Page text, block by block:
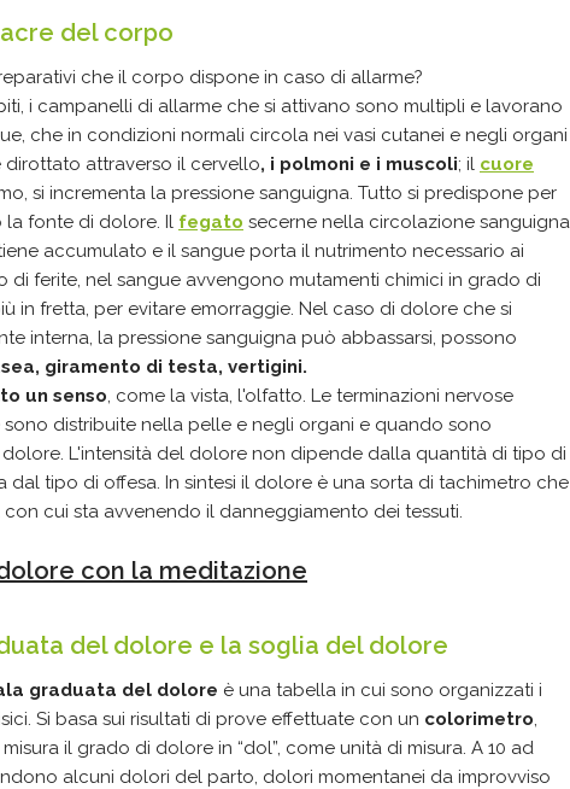
del corpo
che il corpo dispone in caso di allarme?
i campanelli di allarme che si attivano sono multipli e lavorano
che in condizioni normali circola nei vasi cutanei e negli organi
dirottato attraverso il cervello, i polmoni e i muscoli; il cuore
si incrementa la pressione sanguigna. Tutto si predispone per
fonte di dolore. Il fegato secerne nella circolazione sanguigna
accumulato e il sangue porta il nutrimento necessario ai
di ferite, nel sangue avvengono mutamenti chimici in grado di
in fretta, per evitare emorraggie. Nel caso di dolore che si
interna, la pressione sanguigna può abbassarsi, possono
giramento di testa, vertigini.
un senso , come la vista, l'olfatto. Le terminazioni nervose
distribuite nella pelle e negli organi e quando sono
dolore. L'intensità del dolore non dipende dalla quantità di tipo di
dal tipo di offesa. In sintesi il dolore è una sorta di tachimetro che
cui sta avvenendo il danneggiamento dei tessuti.
con la meditazione
del dolore e la soglia del dolore
graduata del dolore è una tabella in cui sono organizzati i
Si basa sui risultati di prove effettuate con un colorimetro
il grado di dolore in “dol”, come unità di misura. A 10 ad
alcuni dolori del parto, dolori momentanei da improvviso